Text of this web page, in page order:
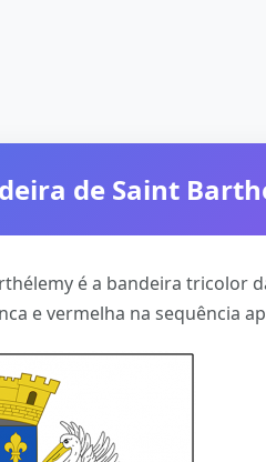
de Saint
é a bandeira tricolor
e vermelha na sequência